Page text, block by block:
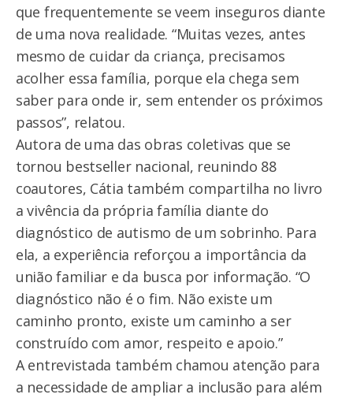
que frequentemente se veem inseguros diante
de uma nova realidade. “Muitas vezes, antes
mesmo de cuidar da criança, precisamos
acolher essa família, porque ela chega sem
saber para onde ir, sem entender os próximos
passos”, relatou.
Autora de uma das obras coletivas que se
tornou bestseller nacional, reunindo 88
coautores, Cátia também compartilha no livro
a vivência da própria família diante do
diagnóstico de autismo de um sobrinho. Para
ela, a experiência reforçou a importância da
união familiar e da busca por informação. “O
diagnóstico não é o fim. Não existe um
caminho pronto, existe um caminho a ser
construído com amor, respeito e apoio.”
A entrevistada também chamou atenção para
a necessidade de ampliar a inclusão para além